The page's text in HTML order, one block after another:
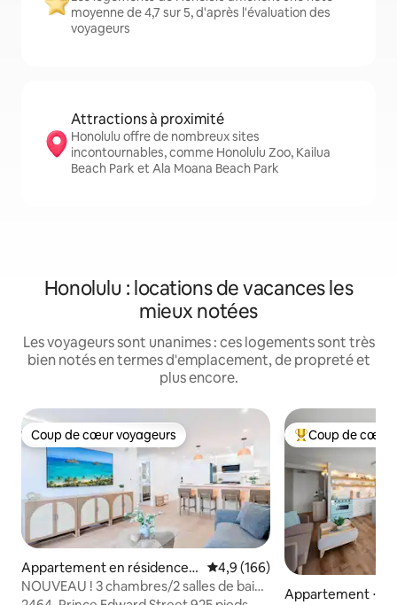
moyenne de 4,7 sur 5, d'après l'évaluation des
voyageurs
Attractions à proximité
Honolulu offre de nombreux sites
incontournables, comme Honolulu Zoo, Kailua
Beach Park et Ala Moana Beach Park
Honolulu : locations de vacances les
mieux notées
Les voyageurs sont unanimes : ces logements sont très
bien notés en termes d'emplacement, de propreté et
plus encore.
Coup de cœur voyageurs
Coup de cœur voyageurs
Appartement en résidence ⋅
Waikiki
Évaluation moyenne sur la
4,9 (166)
NOUVEAU ! 3 chambres/2 salles de bain
Coups de cœur
Coup de cœur
Appartement ⋅